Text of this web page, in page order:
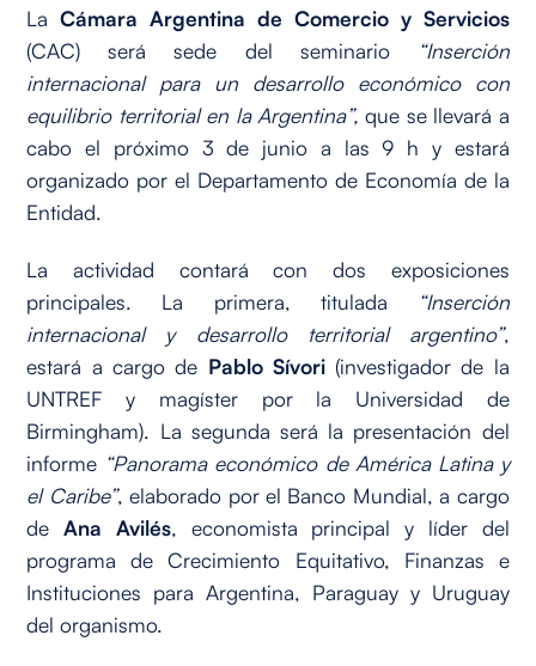
LaCámara Argentina de Comercio y Servicios
(CAC) será sede del seminario
“Inserción
internacional para un desarrollo económico con
equilibrio territorial en la Argentina”, que se llevará a
cabo el próximo 3 de junio a las 9 h y estará
organizado por el Departamento de Economía de la
Entidad.
La actividad contará con dos exposiciones
principales. La primera, titulada
“Inserción
internacional y desarrollo territorial argentino”,
estará a cargo de Pablo Sívori (investigador de la
UNTREF y magíster por la Universidad de
Birmingham). La segunda será la presentación del
informe “Panorama económico de América Latina y
el Caribe”, elaborado por el Banco Mundial, a cargo
deAna Avilés, economista principal y líder del
programa de Crecimiento Equitativo, Finanzas e
Instituciones para Argentina, Paraguay y Uruguay
del organismo.